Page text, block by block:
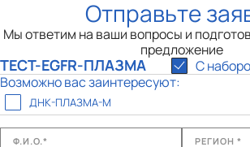
Отправьте
Мы ответим на ваши вопросы и
предложение
ТЕСТ-EGFR-ПЛАЗМА
С
Возможно вас заинтересуют:
ДНК-ПЛАЗМА-М